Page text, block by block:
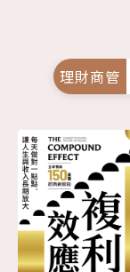
理財商管